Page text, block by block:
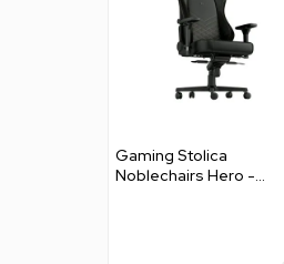
Gaming Stolica
Noblechairs Hero -